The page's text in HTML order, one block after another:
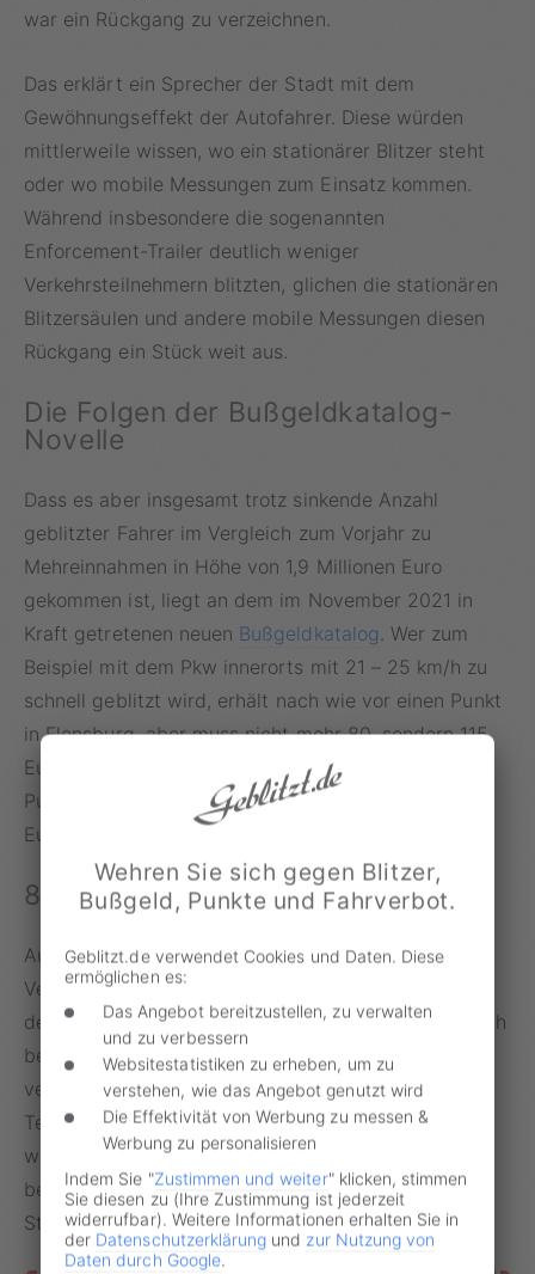
war ein Rückgang zu verzeichnen.
Das erklärt ein Sprecher der Stadt mit dem
Gewöhnungseffekt der Autofahrer. Diese würden
mittlerweile wissen, wo ein stationärer Blitzer steht
oder wo mobile Messungen zum Einsatz kommen.
Während insbesondere die sogenannten
Enforcement-Trailer deutlich weniger
Verkehrsteilnehmern blitzten, glichen die stationären
Blitzersäulen und andere mobile Messungen diesen
Rückgang ein Stück weit aus.
Die Folgen der Bußgeldkatalog-
Novelle
Dass es aber insgesamt trotz sinkende Anzahl
geblitzter Fahrer im Vergleich zum Vorjahr zu
Mehreinnahmen in Höhe von 1,9 Millionen Euro
gekommen ist, liegt an dem im November 2021 in
Kraft getretenen neuen Bußgeldkatalog. Wer zum
Beispiel mit dem Pkw innerorts mit 21 – 25 km/h zu
schnell geblitzt wird, erhält nach wie vor einen Punkt
in Flensburg, aber muss nicht mehr 80, sondern 115
Euro bezahlen. Außerorts gibt es ebenfalls einen
Punkt und das
Bußgelderhöht sich von 70 auf 100
Euro.
84 km/h in Tempo-30-Zone
Auch im vergangenen Jahr machten einige
Verkehrsteilnehmer von sich reden. Nach Angaben
der Stadt wurden gleich zwei Autofahrer mit 84 km/h
bei Tempo 30 geblitzt. Weitere Höchstwerte
verzeichneten zwei Verkehrsteilnehmer, die bei
Tempo 70 mit 152 km/h bzw. 148 km/h geblitzt
wurden. Satte 164 km/h erlaubte sich ein Autofahrer
bei zulässigen 70 km/h im Juli auf der Dortmunder
Straße.
Wehren Sie sich gegen Blitzer,
Bußgeld, Punkte und Fahrverbot.
Geblitzt.de verwendet Cookies und Daten. Diese
ermöglichen es:
Das Angebot bereitzustellen, zu verwalten
und zu verbessern
Websitestatistiken zu erheben, um zu
verstehen, wie das Angebot genutzt wird
Die Effektivität von Werbung zu messen &
Werbung zu personalisieren
Indem Sie "Zustimmen und weiter" klicken, stimmen
Sie diesen zu (Ihre Zustimmung ist jederzeit
widerrufbar). Weitere Informationen erhalten Sie in
der Datenschutzerklärung und zur Nutzung von
Daten durch Google.